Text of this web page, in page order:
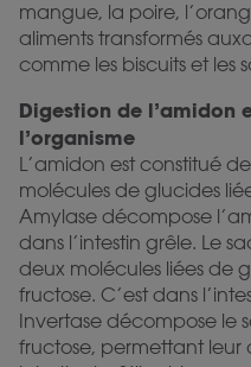
mangue, la poire,
aliments transformés
comme les biscuits et les
Digestion de l’amidon
l’organisme
L’amidon est constitué
molécules de glucides
Amylase décompose
dans l’intestin grêle. Le
deux molécules liées de
fructose. C’est dans
Invertase décompose le
fructose, permettant leur